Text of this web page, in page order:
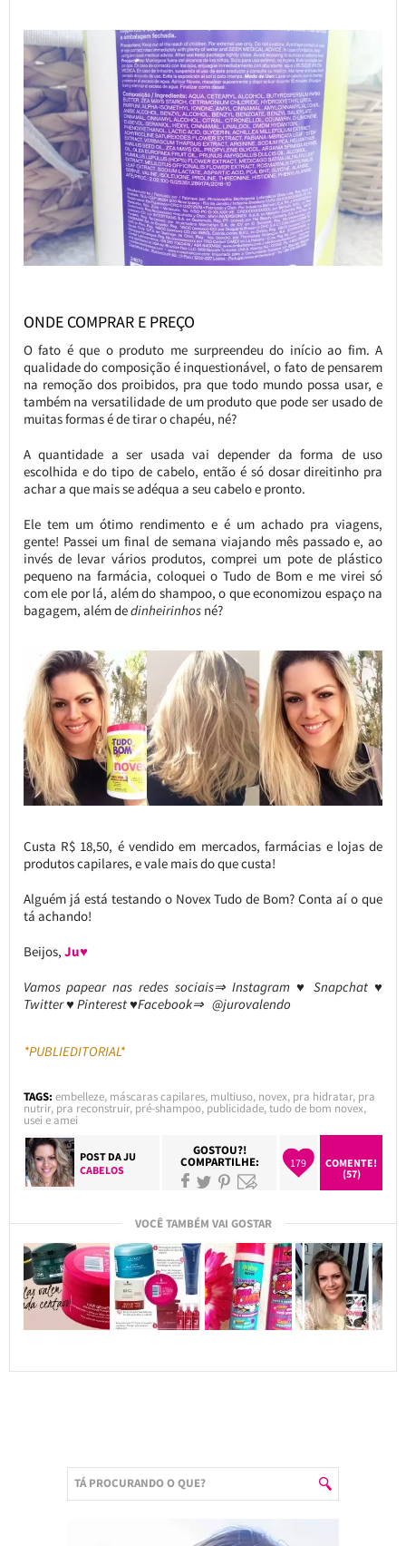
ONDE COMPRAR E PREÇO
O fato é que o produto me surpreendeu do início ao fim. A
qualidade do composição é inquestionável, o fato de pensarem
na remoção dos proibidos, pra que todo mundo possa usar, e
também na versatilidade de um produto que pode ser usado de
muitas formas é de tirar o chapéu, né?
A quantidade a ser usada vai depender da forma de uso
escolhida e do tipo de cabelo, então é só dosar direitinho pra
achar a que mais se adéqua a seu cabelo e pronto.
Ele tem um ótimo rendimento e é um achado pra viagens,
gente! Passei um final de semana viajando mês passado e, ao
invés de levar vários produtos, comprei um pote de plástico
pequeno na farmácia, coloquei o Tudo de Bom e me virei só
com ele por lá, além do shampoo, o que economizou espaço na
bagagem, além dedinheirinhosné?
Custa R$ 18,50, é vendido em mercados, farmácias e lojas de
produtos capilares, e vale mais do que custa!
Alguém já está testando o Novex Tudo de Bom? Conta aí o que
tá achando!
Beijos, Ju♥
Vamos papear nas redes sociais⇒ Instagram ♥ Snapchat ♥
Twitter ♥ Pinterest ♥Facebook⇒ @jurovalendo
*PUBLIEDITORIAL*
TAGS: embelleze, máscaras capilares, multiuso, novex, pra hidratar, pra
nutrir, pra reconstruir, pré-shampoo, publicidade,tudo de bom novex,
usei e amei
POST DAJU
CABELOS
GOSTOU?!
COMPARTILHE: 179
COMENTE!
(57)
VOCÊ TAMBÉM VAI GOSTAR